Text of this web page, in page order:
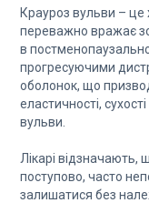
Крауроз вульви – це
переважно вражає
в
прогресуючими
оболонок, що
еластичності,
вульви.
Лікарі
поступово, часто
залишатися без